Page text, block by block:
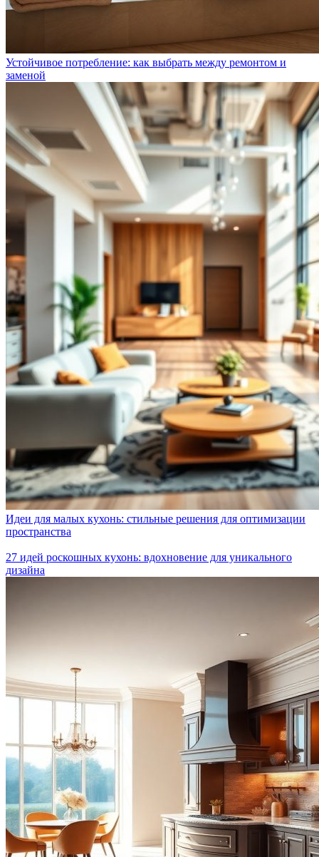
Устойчивое потребление: как выбрать между ремонтом и
заменой
Идеи для малых кухонь: стильные решения для оптимизации
пространства
27 идей роскошных кухонь: вдохновение для уникального
дизайна